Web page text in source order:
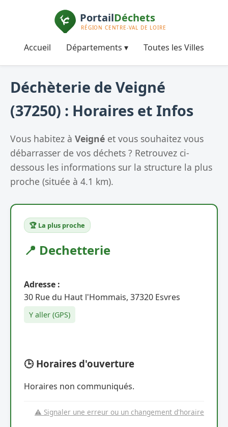
Accueil Départements ▾ Toutes les Villes
Déchèterie de Veigné
(37250) : Horaires et Infos
Vous habitez à Veigné et vous souhaitez vous
débarrasser de vos déchets ? Retrouvez ci-
dessous les informations sur la structure la plus
proche (située à 4.1 km).
🏆 La plus proche
📍 Dechetterie
Adresse :
30 Rue du Haut l'Hommais, 37320 Esvres
Y aller (GPS)
🕒 Horaires d'ouverture
Horaires non communiqués.
⚠️ Signaler une erreur ou un changement d'horaire